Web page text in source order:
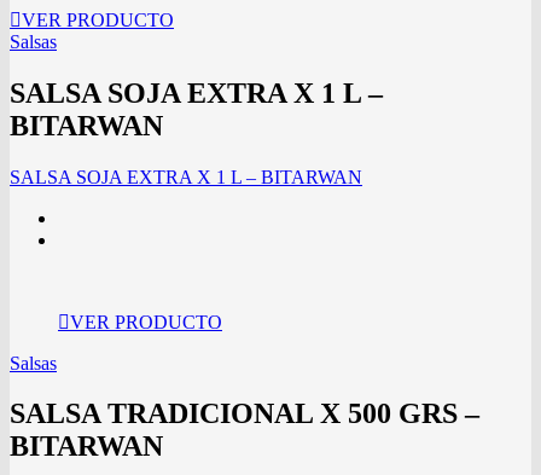
VER PRODUCTO
Salsas
SALSA SOJA EXTRA X 1 L –
BITARWAN
SALSA SOJA EXTRA X 1 L – BITARWAN
VER PRODUCTO
Salsas
SALSA TRADICIONAL X 500 GRS –
BITARWAN